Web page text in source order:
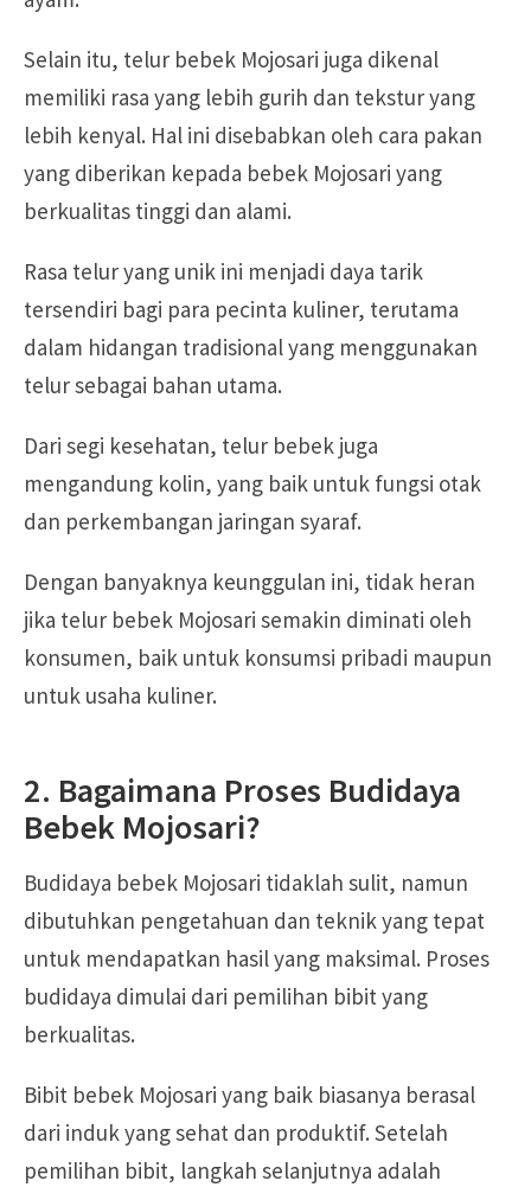
Selain itu, telur bebek Mojosari juga dikenal
memiliki rasa yang lebih gurih dan tekstur yang
lebih kenyal. Hal ini disebabkan oleh cara pakan
yang diberikan kepada bebek Mojosari yang
berkualitas tinggi dan alami.
Rasa telur yang unik ini menjadi daya tarik
tersendiri bagi para pecinta kuliner, terutama
dalam hidangan tradisional yang menggunakan
telur sebagai bahan utama.
Dari segi kesehatan, telur bebek juga
mengandung kolin, yang baik untuk fungsi otak
dan perkembangan jaringan syaraf.
Dengan banyaknya keunggulan ini, tidak heran
jika telur bebek Mojosari semakin diminati oleh
konsumen, baik untuk konsumsi pribadi maupun
untuk usaha kuliner.
2. Bagaimana Proses Budidaya
Bebek Mojosari?
Budidaya bebek Mojosari tidaklah sulit, namun
dibutuhkan pengetahuan dan teknik yang tepat
untuk mendapatkan hasil yang maksimal. Proses
budidaya dimulai dari pemilihan bibit yang
berkualitas.
Bibit bebek Mojosari yang baik biasanya berasal
dari induk yang sehat dan produktif. Setelah
pemilihan bibit, langkah selanjutnya adalah